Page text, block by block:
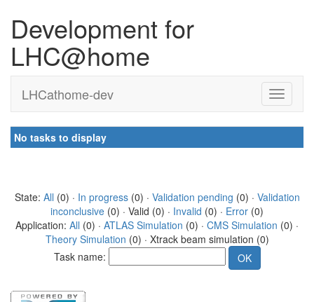
Development for
LHC@home
LHCathome-dev
No tasks to display
State: All (0) · In progress(0) · Validation pending (0) · Validation
inconclusive (0) · Valid (0) · Invalid (0) · Error (0)
Application: All (0) · ATLAS Simulation (0) · CMS Simulation (0) ·
Theory Simulation (0) · Xtrack beam simulation (0)
Task name: